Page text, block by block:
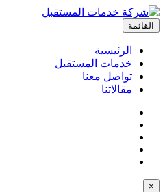
القائمة
الرئيسية
خدمات المستقبل
تواصل معنا
مقالاتنا
×